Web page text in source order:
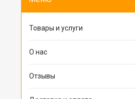
Товары и услуги
О нас
Отзывы